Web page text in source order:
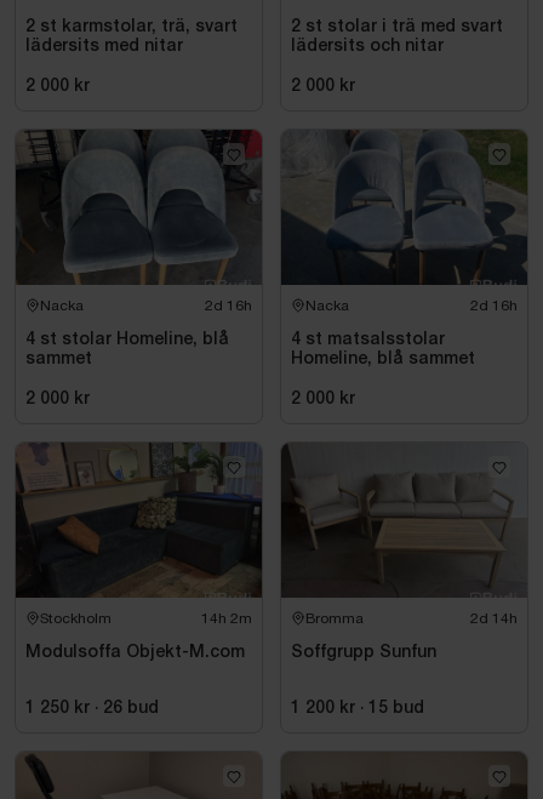
2 st karmstolar, trä, svart
lädersits med nitar
2 000 kr
2 st stolar i trä med svart
lädersits och nitar
2 000 kr
Nacka 2d 16h
4 st stolar Homeline, blå
sammet
2 000 kr
Nacka 2d 16h
4 st matsalsstolar
Homeline, blå sammet
2 000 kr
Stockholm 14h 2m
Modulsoffa Objekt-M.com
1 250 kr · 26 bud
Bromma 2d 14h
Soffgrupp Sunfun
1 200 kr · 15 bud